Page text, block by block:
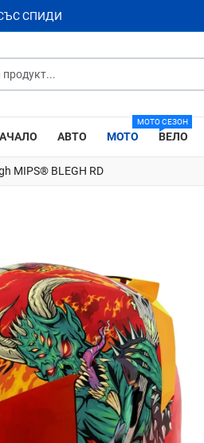
СПИДИ
АВТО МОТО
МОТО СЕЗОН
ВЕЛО
MIPS® BLEGH RD